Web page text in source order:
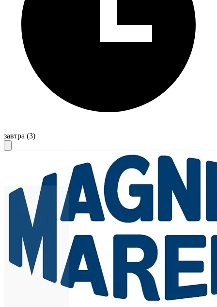
завтра (3)